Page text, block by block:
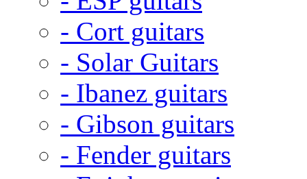
- Cort guitars
- Solar Guitars
- Ibanez guitars
- Gibson guitars
- Fender guitars